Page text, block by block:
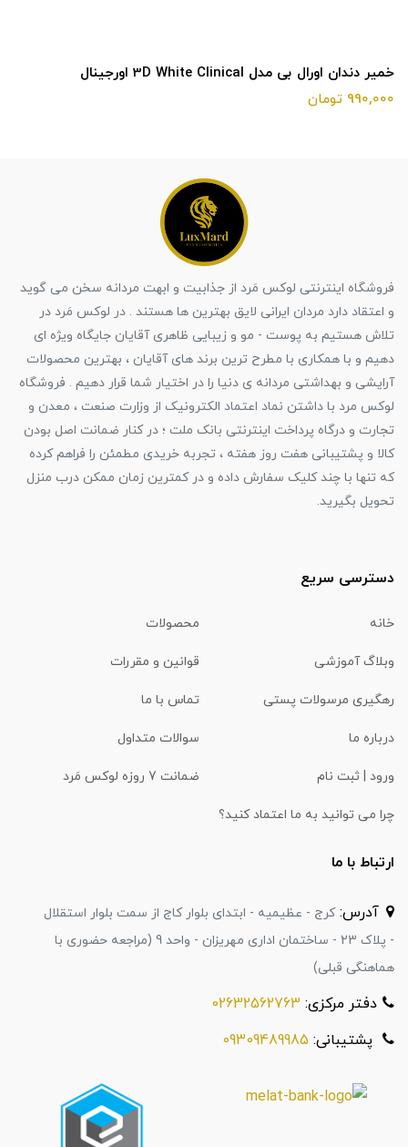
خمیر دندان اورال بی مدل 3D White Clinical اورجینال
990,000 تومان
فروشگاه اینترنتی لوکس مَرد از جذابیت و ابهت مردانه سخن می گوید
و اعتقاد دارد مردان ایرانی لایق بهترین ها هستند . در لوکس مَرد در
تلاش هستیم به پوست - مو و زیبایی ظاهری آقایان جایگاه ویژه ای
دهیم و با همکاری با مطرح ترین برند های آقایان ، بهترین محصولات
آرایشی و بهداشتی مردانه ی دنیا را در اختیار شما قرار دهیم . فروشگاه
لوکس مرد با داشتن نماد اعتماد الکترونیک از وزارت صنعت ، معدن و
تجارت و درگاه پرداخت اینترنتی بانک ملت ؛ در کنار ضمانت اصل بودن
کالا و پشتیبانی هفت روز هفته ، تجربه خریدی مطمئن را فراهم کرده
که تنها با چند کلیک سفارش داده و در کمترین زمان ممکن درب منزل
تحویل بگیرید.
دسترسی سریع
خانه محصولات
وبلاگ آموزشی قوانین و مقررات
رهگیری مرسولات پستی تماس با ما
درباره ما سوالات متداول
ورود | ثبت نام ضمانت 7 روزه لوکس مَرد
چرا می توانید به ما اعتماد کنید؟
ارتباط با ما
آدرس:کرج - عظیمیه - ابتدای بلوار کاج از سمت بلوار استقلال
- پلاک 23 - ساختمان اداری مهریزان - واحد 9 (مراجعه حضوری با
هماهنگی قبلی)
دفتر مرکزی: 02632562763
پشتیبانی: 09309489985